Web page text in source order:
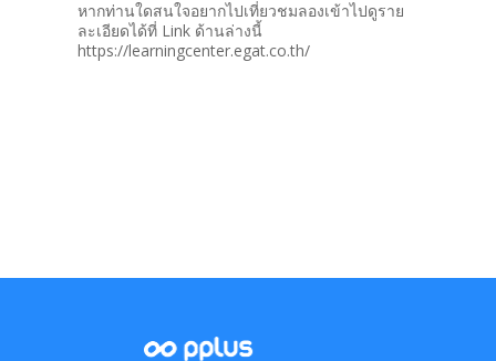
หากท่านใดสนใจอยากไปเที่ยวชมลองเข้าไปดูราย
ละเอียดได้ที่ Link ด้านล่างนี้
https://learningcenter.egat.co.th/